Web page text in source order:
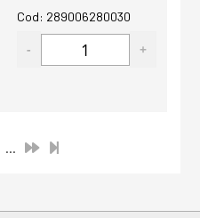
Cod: 289006280030
...